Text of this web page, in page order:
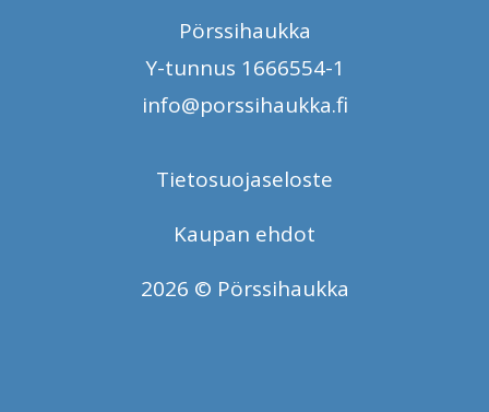
Pörssihaukka
Y-tunnus 1666554-1
info@porssihaukka.fi
Tietosuojaseloste
Kaupan ehdot
2026 © Pörssihaukka